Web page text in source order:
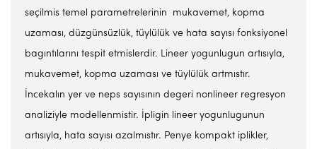
seçilmis temel parametrelerinin mukavemet, kopma
uzaması, düzgünsüzlük, tüylülük ve hata sayısı fonksiyonel
bagıntılarını tespit etmislerdir. Lineer yogunlugun artısıyla,
mukavemet, kopma uzaması ve tüylülük artmıstır.
İncekalın yer ve neps sayısının degeri nonlineer regresyon
analiziyle modellenmistir. İpligin lineer yogunlugunun
artısıyla, hata sayısı azalmıstır. Penye kompakt iplikler,